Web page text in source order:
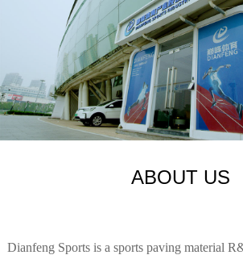
ABOUT US
Dianfeng Sports is a sports paving material